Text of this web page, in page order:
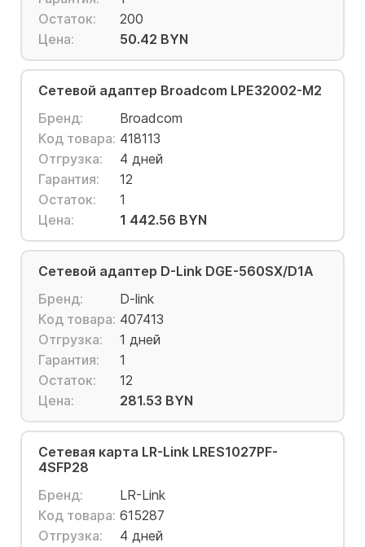
Остаток:
200
Цена:
50.42 BYN
Сетевой адаптер Broadcom LPE32002-M2
Бренд:
Broadcom
Код товара: 418113
Отгрузка:
4 дней
Гарантия:
12
Остаток:
1
Цена:
1 442.56 BYN
Сетевой адаптер D-Link DGE-560SX/D1A
Бренд:
D-link
Код товара: 407413
Отгрузка:
1 дней
Гарантия:
1
Остаток:
12
Цена:
281.53 BYN
Сетевая карта LR-Link LRES1027PF-
4SFP28
Бренд:
LR-Link
Код товара: 615287
Отгрузка:
4 дней